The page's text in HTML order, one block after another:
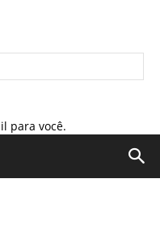
para você.